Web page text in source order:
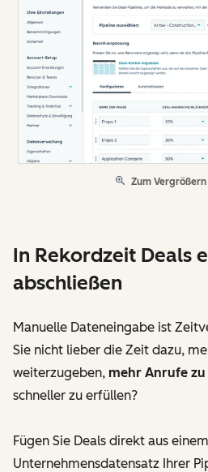
Zum
In Rekordzeit Deals
abschließen
Manuelle Dateneingabe ist
Sie nicht lieber die Zeit dazu,
weiterzugeben, mehr Anrufe
schneller zu erfüllen?
Fügen Sie Deals direkt aus
Unternehmensdatensatz Ihrer